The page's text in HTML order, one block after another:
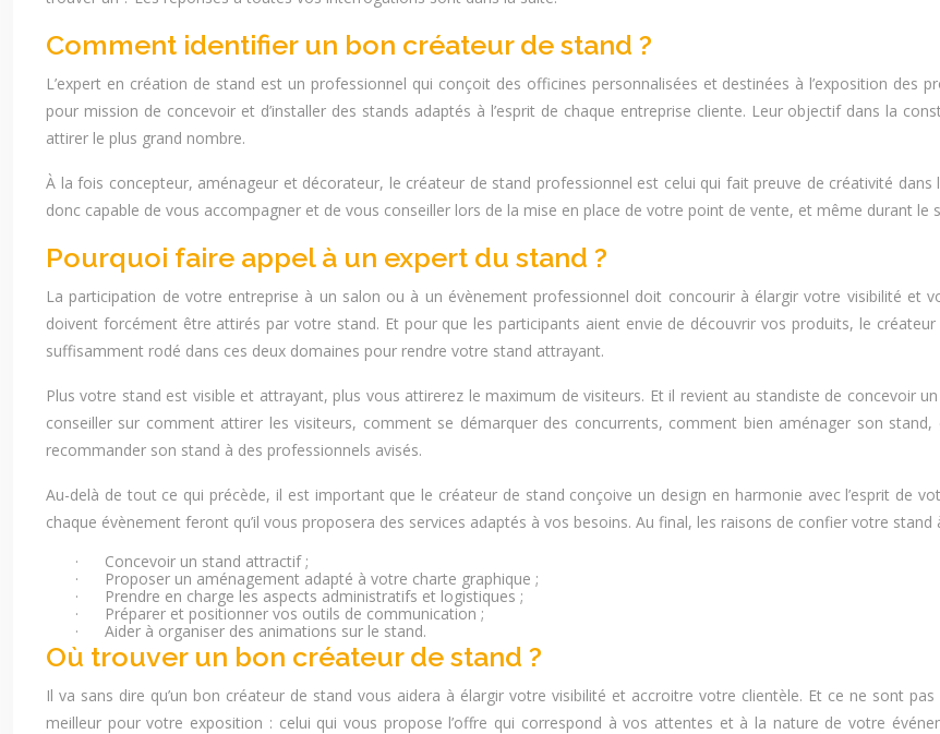
Comment identifier un bon créateur de stand ?
L’expert en création de stand est un professionnel qui conçoit des officines personnalisées et destinées à l’exposition des
pour mission de concevoir et d’installer des stands adaptés à l’esprit de chaque entreprise cliente. Leur objectif dans la
attirer le plus grand nombre.
À la fois concepteur, aménageur et décorateur, le créateur de stand professionnel est celui qui fait preuve de créativité
donc capable de vous accompagner et de vous conseiller lors de la mise en place de votre point de vente, et même durant le
Pourquoi faire appel à un expert du stand ?
La participation de votre entreprise à un salon ou à un évènement professionnel doit concourir à élargir votre visibilité et
doivent forcément être attirés par votre stand. Et pour que les participants aient envie de découvrir vos produits, le
suffisamment rodé dans ces deux domaines pour rendre votre stand attrayant.
Plus votre stand est visible et attrayant, plus vous attirerez le maximum de visiteurs. Et il revient au standiste de concevoir
conseiller sur comment attirer les visiteurs, comment se démarquer des concurrents, comment bien aménager son stand,
recommander son stand à des professionnels avisés.
Au-delà de tout ce qui précède, il est important que le créateur de stand conçoive un design en harmonie avec l’esprit de
chaque évènement feront qu’il vous proposera des services adaptés à vos besoins. Au final, les raisons de confier votre
·
Concevoir un stand attractif ;
·
Proposer un aménagement adapté à votre charte graphique ;
·
Prendre en charge les aspects administratifs et logistiques ;
·
Préparer et positionner vos outils de communication ;
·
Aider à organiser des animations sur le stand.
Où trouver un bon créateur de stand ?
Il va sans dire qu’un bon créateur de stand vous aidera à élargir votre visibilité et accroitre votre clientèle. Et ce ne sont
meilleur pour votre exposition : celui qui vous propose l’offre qui correspond à vos attentes et à la nature de votre